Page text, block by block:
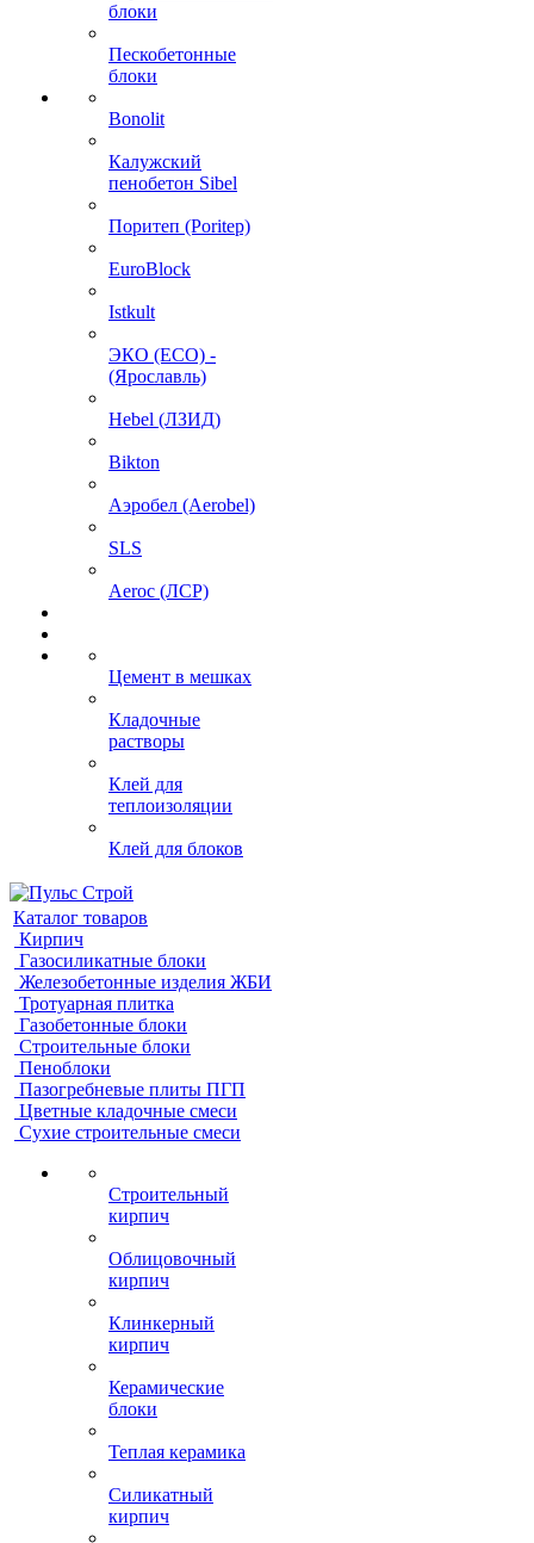
блоки
Пескобетонные
блоки
Bonolit
Калужский
пенобетон Sibel
Поритеп (Poritep)
EuroBlock
Istkult
ЭКО (ECO) -
(Ярославль)
Hebel (ЛЗИД)
Bikton
Аэробел (Aerobel)
SLS
Aeroc (ЛСР)
Цемент в мешках
Кладочные
растворы
Клей для
теплоизоляции
Клей для блоков
Каталог товаров
Кирпич
Газосиликатные блоки
Железобетонные изделия ЖБИ
Тротуарная плитка
Газобетонные блоки
Строительные блоки
Пеноблоки
Пазогребневые плиты ПГП
Цветные кладочные смеси
Сухие строительные смеси
Строительный
кирпич
Облицовочный
кирпич
Клинкерный
кирпич
Керамические
блоки
Теплая керамика
Силикатный
кирпич